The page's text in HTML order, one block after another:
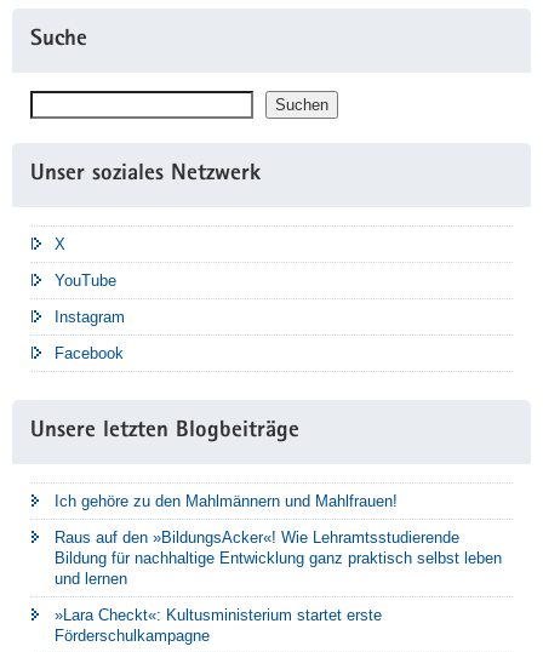
Suche
Suchen
Unser soziales Netzwerk
X
YouTube
Instagram
Facebook
Unsere letzten Blogbeiträge
Ich gehöre zu den Mahlmännern und Mahlfrauen!
Raus auf den »BildungsAcker«! Wie Lehramtsstudierende
Bildung für nachhaltige Entwicklung ganz praktisch selbst leben
und lernen
»Lara Checkt«: Kultusministerium startet erste
Förderschulkampagne